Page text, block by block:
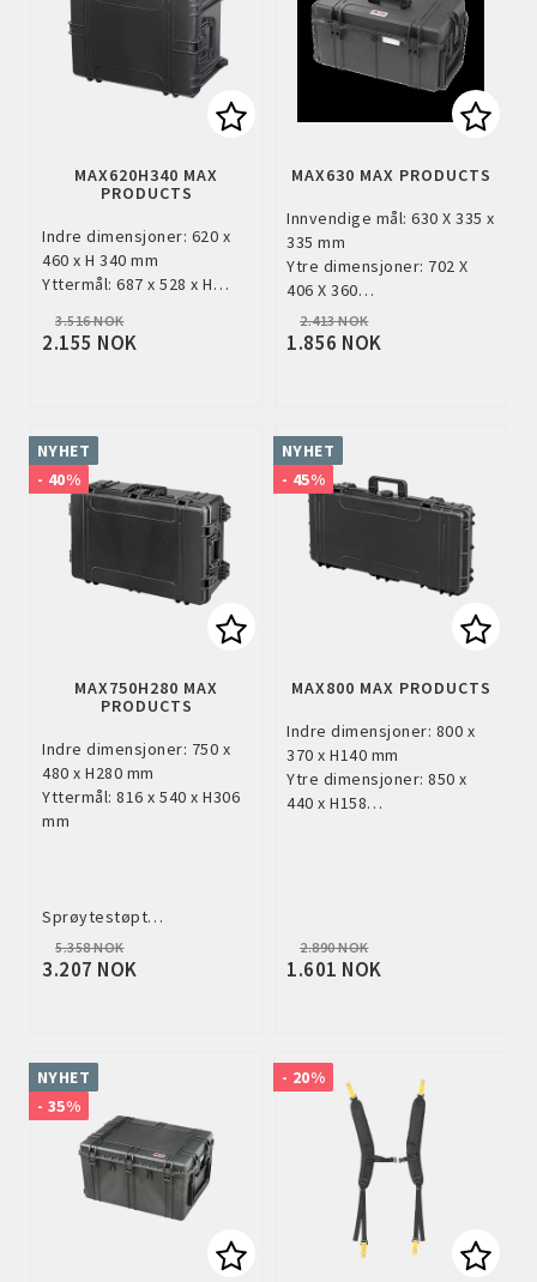
Add to list of favorites
MAX620H340 MAX
PRODUCTS
Indre dimensjoner: 620 x
460 x H 340 mm
Yttermål: 687 x 528 x H…
3.516 NOK
2.155 NOK
Add
MAX630 MAX PRODUCTS
Innvendige mål: 630 X 335 x
335 mm
Ytre dimensjoner: 702 X
406 X 360…
2.413 NOK
1.856 NOK
NYHET
- 40%
Add to list of favorites
MAX750H280 MAX
PRODUCTS
Indre dimensjoner: 750 x
480 x H280 mm
Yttermål: 816 x 540 x H306
mm
Sprøytestøpt…
5.358 NOK
3.207 NOK
NYHET
- 45%
Add
MAX800 MAX PRODUCTS
Indre dimensjoner: 800 x
370 x H140 mm
Ytre dimensjoner: 850 x
440 x H158…
2.890 NOK
1.601 NOK
NYHET
- 35%
- 20%